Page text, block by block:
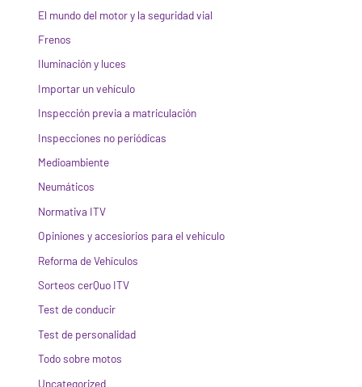
El mundo del motor y la seguridad vial
Frenos
Iluminación y luces
Importar un vehículo
Inspección previa a matriculación
Inspecciones no periódicas
Medioambiente
Neumáticos
Normativa ITV
Opiniones y accesiorios para el vehículo
Reforma de Vehículos
Sorteos cerQuo ITV
Test de conducir
Test de personalidad
Todo sobre motos
Uncategorized